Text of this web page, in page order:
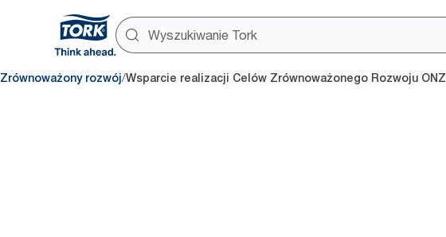
Zrównoważony rozwój/Wsparcie realizacji Celów Zrównoważonego Rozwoju ONZ